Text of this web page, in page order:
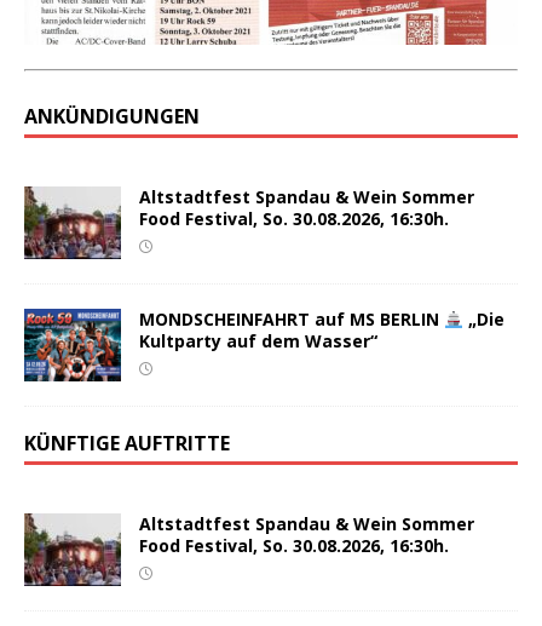
ANKÜNDIGUNGEN
Altstadtfest Spandau & Wein Sommer
Food Festival, So. 30.08.2026, 16:30h.
MONDSCHEINFAHRT auf MS BERLIN
„Die
Kultparty auf dem Wasser“
KÜNFTIGE AUFTRITTE
Altstadtfest Spandau & Wein Sommer
Food Festival, So. 30.08.2026, 16:30h.